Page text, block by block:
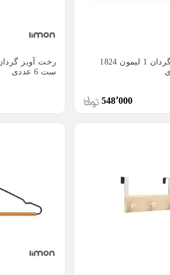
رخت آویز گردان 1 لیمون 1824
548٬000
ست 6 عددی